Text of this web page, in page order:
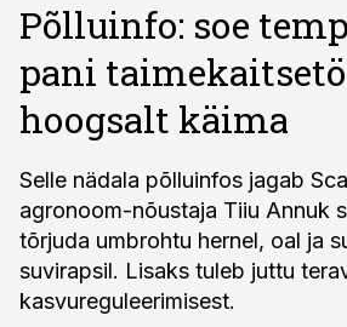
Põlluinfo: soe
pani
hoogsalt käima
Selle nädala põlluinfos jagab
agronoom-nõustaja Tiiu Annuk
tõrjuda umbrohtu hernel, oal ja
suvirapsil. Lisaks tuleb juttu
kasvureguleerimisest.